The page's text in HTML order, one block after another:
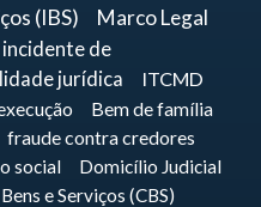
(IBS)
Marco Legal
incidente de
jurídica
ITCMD
Bem de família
fraude contra credores
social
Domicílio Judicial
e Serviços (CBS)